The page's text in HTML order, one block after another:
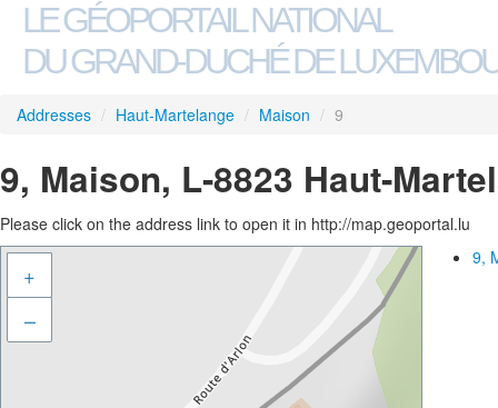
LE GÉOPORTAIL NATIONAL
DU GRAND-DUCHÉ DE
Addresses / Haut-Martelange / Maison / 9
9, Maison, L-8823 Haut-
Please click on the address link to open it in http://map.geoportal.lu
+
–
9,